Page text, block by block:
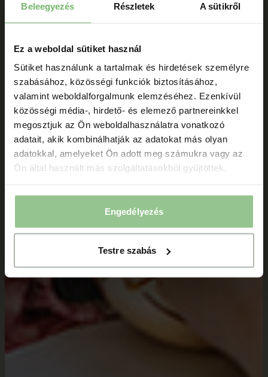
Beleegyezés Részletek A sütikről
Ez a weboldal sütiket használ
Sütiket használunk a tartalmak és hirdetések személyre
szabásához, közösségi funkciók biztosításához,
valamint weboldalforgalmunk elemzéséhez. Ezenkívül
közösségi média-, hirdető- és elemező partnereinkkel
megosztjuk az Ön weboldalhasználatra vonatkozó
adatait, akik kombinálhatják az adatokat más olyan
adatokkal, amelyeket Ön adott meg számukra vagy az
Ön által használt más szolgáltatásokból gyűjtöttek.
Engedélyezés
Testre szabás